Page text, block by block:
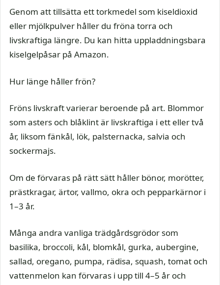
Genom att tillsätta ett torkmedel som kiseldioxid
eller mjölkpulver håller du fröna torra och
livskraftiga längre. Du kan hitta uppladdningsbara
kiselgelpåsar på Amazon.
Hur länge håller frön?
Fröns livskraft varierar beroende på art. Blommor
som asters och blåklint är livskraftiga i ett eller två
år, liksom fänkål, lök, palsternacka, salvia och
sockermajs.
Om de förvaras på rätt sätt håller bönor, morötter,
prästkragar, ärtor, vallmo, okra och pepparkärnor i
1–3 år.
Många andra vanliga trädgårdsgrödor som
basilika, broccoli, kål, blomkål, gurka, aubergine,
sallad, oregano, pumpa, rädisa, squash, tomat och
vattenmelon kan förvaras i upp till 4–5 år och